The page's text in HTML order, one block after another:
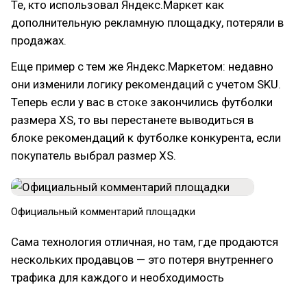
Те, кто использовал Яндекс.Маркет как
дополнительную рекламную площадку, потеряли в
продажах.
Еще пример с тем же Яндекс.Маркетом: недавно
они изменили логику рекомендаций с учетом SKU.
Теперь если у вас в стоке закончились футболки
размера XS, то вы перестанете выводиться в
блоке рекомендаций к футболке конкурента, если
покупатель выбрал размер XS.
Официальный комментарий площадки
Сама технология отличная, но там, где продаются
нескольких продавцов — это потеря внутреннего
трафика для каждого и необходимость